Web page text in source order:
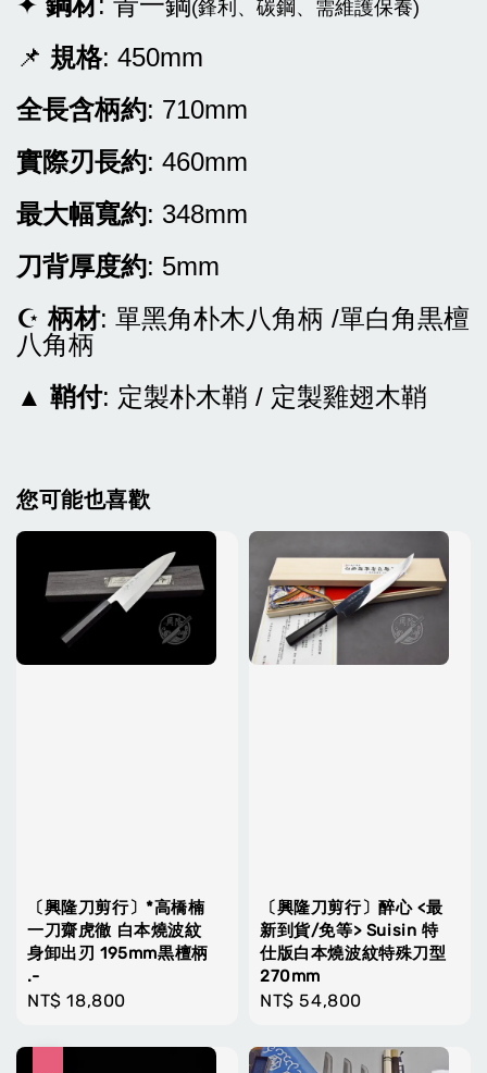
(鋒利、碳鋼、需維護保養)
📌 規格: 450mm
全長含柄約: 710mm
實際刃長約: 460mm
最大幅寬約: 348mm
刀背厚度約: 5mm
☪柄材: 單黑角朴木八角柄 /單白角黒檀
八角柄
▲ 鞘付: 定製朴木鞘 / 定製雞翅木鞘
您可能也喜歡
〔興隆刀剪行〕*高橋楠
一刀齋虎徹 白本燒波紋
身卸出刃 195mm黒檀柄
.-
Regular
NT$ 18,800
〔興隆刀剪行〕醉心 <最
新到貨/免等> Suisin 特
仕版白本燒波紋特殊刀型
270mm
Regular
NT$ 54,800